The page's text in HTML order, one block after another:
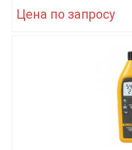
Цена по запросу